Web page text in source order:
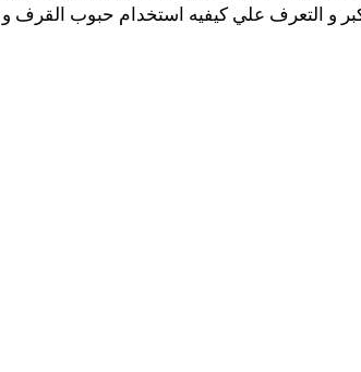
و التعرف علي كيفيه استخدام حبوب القرف و